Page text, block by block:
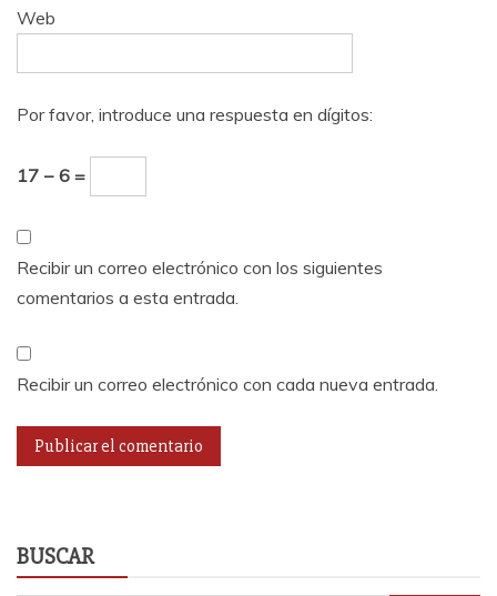
Web
Por favor, introduce una respuesta en dígitos:
17 − 6 =
Recibir un correo electrónico con los siguientes
comentarios a esta entrada.
Recibir un correo electrónico con cada nueva entrada.
BUSCAR